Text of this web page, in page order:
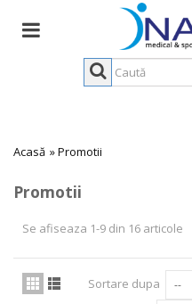
Acasă »Promotii
Promotii
Se afiseaza 1-9 din 16 articole
Sortare dupa --